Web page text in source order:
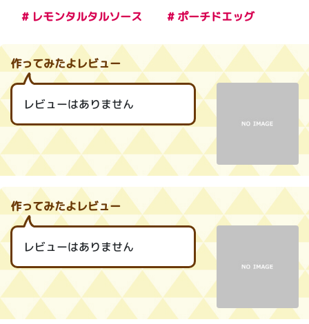
# レモンタルタルソース
# ポーチドエッグ
作ってみたよレビュー
レビューはありません
作ってみたよレビュー
レビューはありません